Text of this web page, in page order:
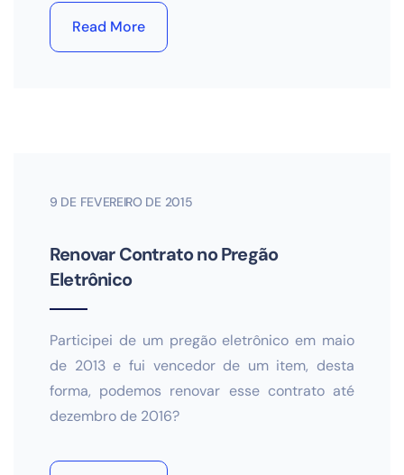
Read More
9 DE FEVEREIRO DE 2015
Renovar Contrato no Pregão
Eletrônico
Participei de um pregão eletrônico em maio
de 2013 e fui vencedor de um item, desta
forma, podemos renovar esse contrato até
dezembro de 2016?